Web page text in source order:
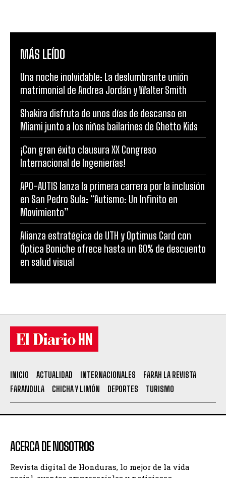
MÁS LEÍDO
Una noche inolvidable: La deslumbrante unión
matrimonial de Andrea Jordán y Walter Smith
Shakira disfruta de unos días de descanso en
Miami junto a los niños bailarines de Ghetto Kids
¡Con gran éxito clausura XX Congreso
Internacional de Ingenierías!
APO-AUTIS lanza la primera carrera por la inclusión
en San Pedro Sula: “Autismo: Un Infinito en
Movimiento”
Alianza estratégica de UTH y Optimus Card con
Óptica Boniche ofrece hasta un 60% de descuento
en salud visual
INICIO ACTUALIDAD INTERNACIONALES
FARAH LA REVISTA
FARANDULA
CHICHA Y LIMÓN DEPORTES TURISMO
ACERCA DE NOSOTROS
Revista digital de Honduras, lo mejor de la vida